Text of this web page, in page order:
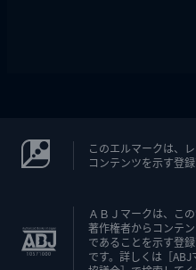
このエルマークは、
コンテンツを示す登
ＡＢＪマークは、こ
著作権者からコンテ
であることを示す登
です。詳しくは［